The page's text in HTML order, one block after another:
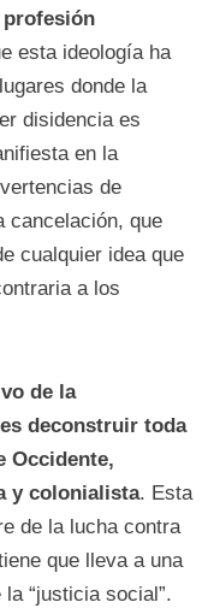
profesión
esta ideología ha
donde la
disidencia es
en la
de
cancelación, que
cualquier idea que
a los
de la
deconstruir toda
Occidente,
y colonialista. Esta
de la lucha contra
que lleva a una
“justicia social”.